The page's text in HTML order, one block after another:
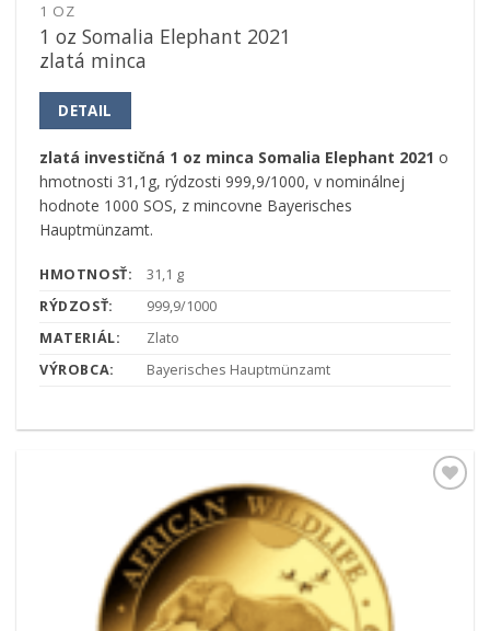
1 OZ
1 oz Somalia Elephant 2021
zlatá minca
DETAIL
zlatá investičná 1 oz minca Somalia Elephant 2021 o
hmotnosti 31,1g, rýdzosti 999,9/1000, v nominálnej
hodnote 1000 SOS, z mincovne Bayerisches
Hauptmünzamt.
HMOTNOSŤ:
31,1 g
RÝDZOSŤ:
999,9/1000
MATERIÁL:
Zlato
VÝROBCA:
Bayerisches Hauptmünzamt